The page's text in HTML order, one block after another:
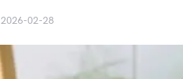
2026-02-28